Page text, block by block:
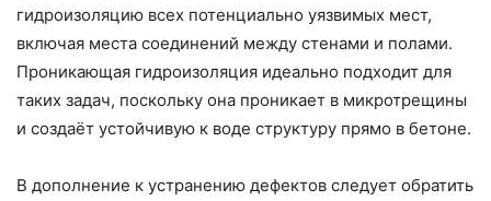
гидроизоляцию всех потенциально уязвимых мест,
включая места соединений между стенами и полами.
Проникающая гидроизоляция идеально подходит для
таких задач, поскольку она проникает в микротрещины
и создаёт устойчивую к воде структуру прямо в бетоне.
В дополнение к устранению дефектов следует обратить